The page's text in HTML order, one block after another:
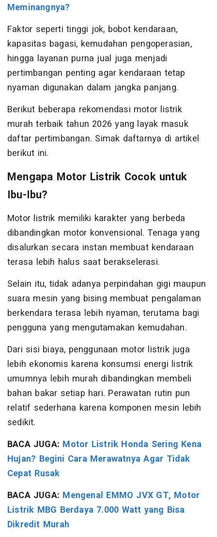
Meminangnya?
Faktor seperti tinggi jok, bobot kendaraan,
kapasitas bagasi, kemudahan pengoperasian,
hingga layanan purna jual juga menjadi
pertimbangan penting agar kendaraan tetap
nyaman digunakan dalam jangka panjang.
Berikut beberapa rekomendasi motor listrik
murah terbaik tahun 2026 yang layak masuk
daftar pertimbangan. Simak daftarnya di artikel
berikut ini.
Mengapa Motor Listrik Cocok untuk
Ibu-Ibu?
Motor listrik memiliki karakter yang berbeda
dibandingkan motor konvensional. Tenaga yang
disalurkan secara instan membuat kendaraan
terasa lebih halus saat berakselerasi.
Selain itu, tidak adanya perpindahan gigi maupun
suara mesin yang bising membuat pengalaman
berkendara terasa lebih nyaman, terutama bagi
pengguna yang mengutamakan kemudahan.
Dari sisi biaya, penggunaan motor listrik juga
lebih ekonomis karena konsumsi energi listrik
umumnya lebih murah dibandingkan membeli
bahan bakar setiap hari. Perawatan rutin pun
relatif sederhana karena komponen mesin lebih
sedikit.
BACA JUGA: Motor Listrik Honda Sering Kena
Hujan? Begini Cara Merawatnya Agar Tidak
Cepat Rusak
BACA JUGA: Mengenal EMMO JVX GT, Motor
Listrik MBG Berdaya 7.000 Watt yang Bisa
Dikredit Murah